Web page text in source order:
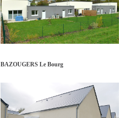
BAZOUGERS Le Bourg